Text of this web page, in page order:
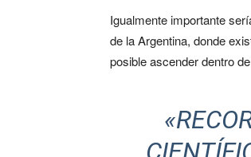
Igualmente importante
de la Argentina, donde
posible ascender dentro